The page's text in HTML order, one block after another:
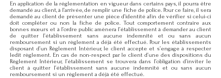
En application de la réglementation en vigueur dans certains pays, il pourra être
demandé au client, à l’arrivée, de remplir une fiche de police. Pour ce faire, il sera
demandé au client de présenter une pièce d’identité afin de vérifier si celui-ci
doit compléter ou non la fiche de police. Tout comportement contraire aux
bonnes mœurs et à l’ordre public amènera l’établissement à demander au client
de quitter l’établissement sans aucune indemnité et ou sans aucun
remboursement si un règlement a déjà été effectué. Pour les établissements
disposant d’un Règlement Intérieur, le client accepte et s’engage à respecter
ledit règlement. En cas de non-respect par le client d’une des dispositions du
Règlement Intérieur, l’établissement se trouvera dans l’obligation d’inviter le
client à quitter l’établissement sans aucune indemnité et ou sans aucun
remboursement si un règlement a déjà été effectué.